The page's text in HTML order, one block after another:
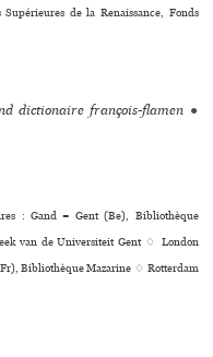
de la Renaissance, Fonds
dictionaire françois-flamen ●
: Gand = Gent (Be), Bibliothèque
van de Universiteit Gent ♢ London
Bibliothèque Mazarine ♢ Rotterdam